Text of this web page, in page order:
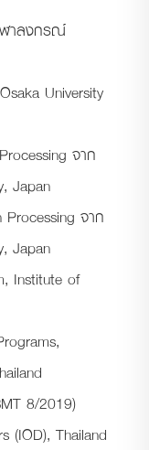
าลงกรณ์
University
จาก
Japan
จาก
Japan
Institute of
8/2019)
(IOD), Thailand